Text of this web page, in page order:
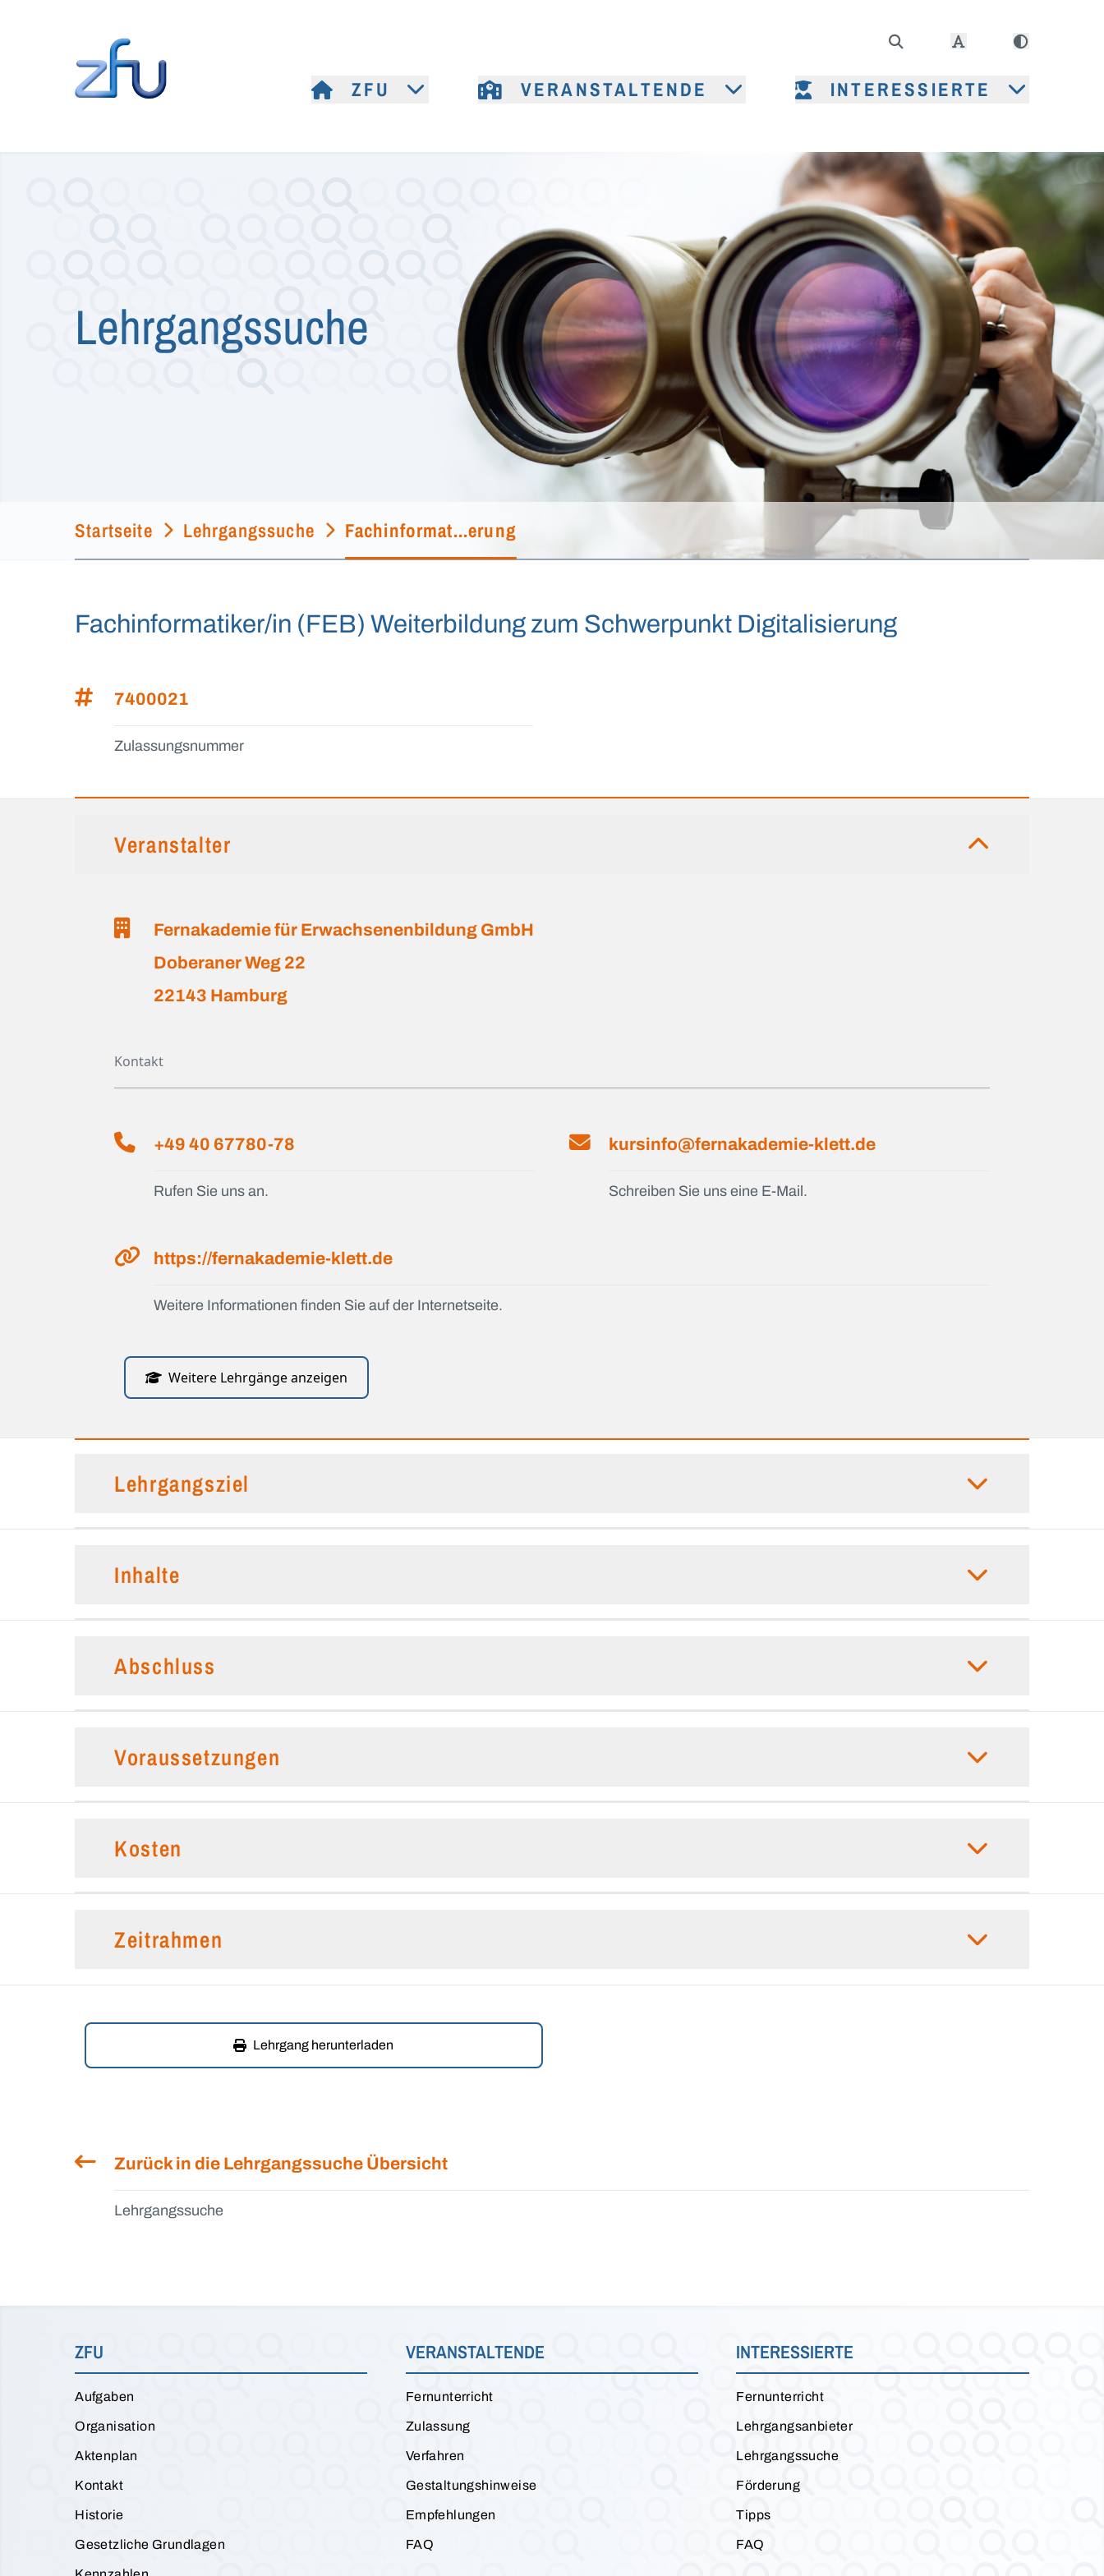
ZFU VERANSTALTENDE INTERESSIERTE
Lehrgangssuche
Startseite Lehrgangssuche Fachinformat...erung
Fachinformatiker/in (FEB) Weiterbildung zum Schwerpunkt Digitalisierung
7400021
Zulassungsnummer
Veranstalter
Fernakademie für Erwachsenenbildung GmbH
Doberaner Weg 22
22143 Hamburg
Kontakt
+49 40 67780-78
Rufen Sie uns an.
kursinfo@fernakademie-klett.de
Schreiben Sie uns eine E-Mail.
https://fernakademie-klett.de
Weitere Informationen finden Sie auf der Internetseite.
Weitere Lehrgänge anzeigen
Lehrgangsziel
Inhalte
Abschluss
Voraussetzungen
Kosten
Zeitrahmen
Lehrgang herunterladen
Zurück in die Lehrgangssuche Übersicht
Lehrgangssuche
ZFU
Aufgaben
Organisation
Aktenplan
Kontakt
Historie
Gesetzliche Grundlagen
VERANSTALTENDE
Fernunterricht
Zulassung
Verfahren
Gestaltungshinweise
Empfehlungen
FAQ
INTERESSIERTE
Fernunterricht
Lehrgangsanbieter
Lehrgangssuche
Förderung
Tipps
FAQ